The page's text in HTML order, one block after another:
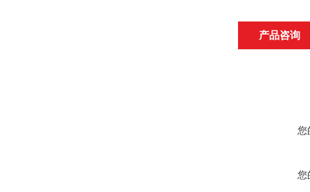
产品咨询
您
您